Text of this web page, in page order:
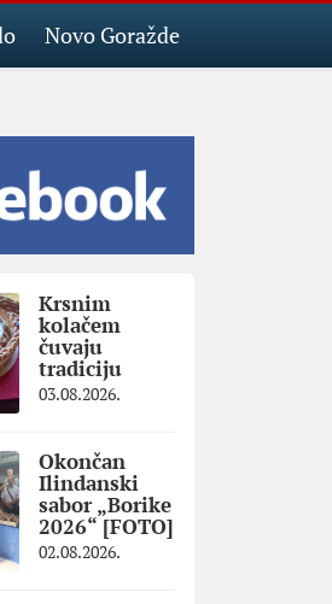
Novo Goražde
Krsnim
kolačem
čuvaju
tradiciju
03.08.2026.
Okončan
Ilindanski
sabor „Borike
2026“ [FOTO]
02.08.2026.